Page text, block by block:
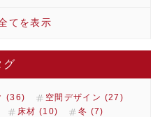
てを表示
グ
(36)
空間デザイン (27)
床材 (10)
冬 (7)